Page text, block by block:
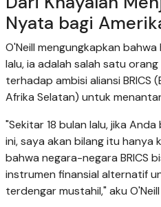
Nyata bagi
O'Neill mengungkapkan
lalu, ia adalah salah satu
terhadap ambisi aliansi BRICS
Afrika Selatan) untuk
"Sekitar 18 bulan lalu, jika
ini, saya akan bilang itu hanya
bahwa negara-negara BRICS
instrumen finansial alternatif
terdengar mustahil," aku O'Neill